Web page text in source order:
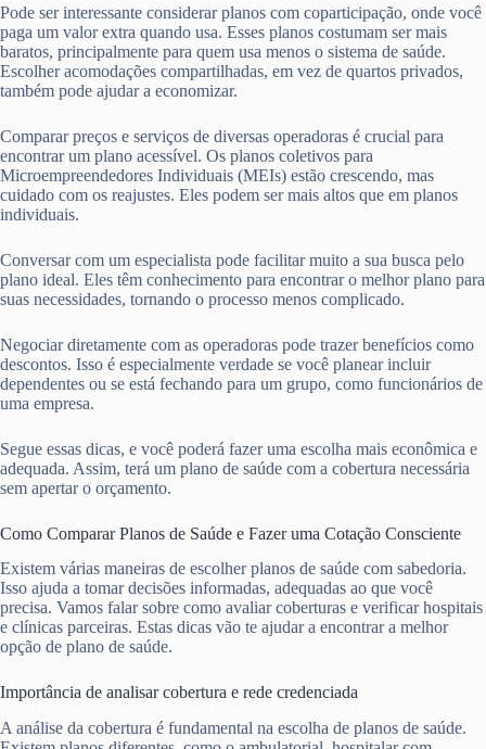
Pode ser interessante considerar planos com coparticipação, onde você
paga um valor extra quando usa. Esses planos costumam ser mais
baratos, principalmente para quem usa menos o sistema de saúde.
Escolher acomodações compartilhadas, em vez de quartos privados,
também pode ajudar a economizar.
Comparar preços e serviços de diversas operadoras é crucial para
encontrar um plano acessível. Os planos coletivos para
Microempreendedores Individuais (MEIs) estão crescendo, mas
cuidado com os reajustes. Eles podem ser mais altos que em planos
individuais.
Conversar com um especialista pode facilitar muito a sua busca pelo
plano ideal. Eles têm conhecimento para encontrar o melhor plano para
suas necessidades, tornando o processo menos complicado.
Negociar diretamente com as operadoras pode trazer benefícios como
descontos. Isso é especialmente verdade se você planear incluir
dependentes ou se está fechando para um grupo, como funcionários de
uma empresa.
Segue essas dicas, e você poderá fazer uma escolha mais econômica e
adequada. Assim, terá um plano de saúde com a cobertura necessária
sem apertar o orçamento.
Como Comparar Planos de Saúde e Fazer uma Cotação Consciente
Existem várias maneiras de escolher planos de saúde com sabedoria.
Isso ajuda a tomar decisões informadas, adequadas ao que você
precisa. Vamos falar sobre como avaliar coberturas e verificar hospitais
e clínicas parceiras. Estas dicas vão te ajudar a encontrar a melhor
opção de plano de saúde.
Importância de analisar cobertura e rede credenciada
A análise da cobertura é fundamental na escolha de planos de saúde.